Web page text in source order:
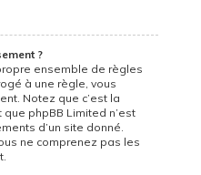
?
ensemble de règles
à une règle, vous
Notez que c’est la
phpBB Limited n’est
d’un site donné.
ne comprenez pas les